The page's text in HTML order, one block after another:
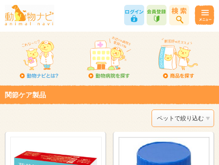
関節ケア製品
ペットで絞り込む